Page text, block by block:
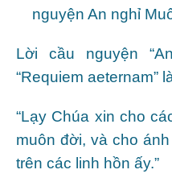
nguyện An nghỉ
Lời cầu nguyện
“Requiem aeternam”
“Lạy Chúa xin cho
muôn đời, và cho
trên các linh hồn ấy.”